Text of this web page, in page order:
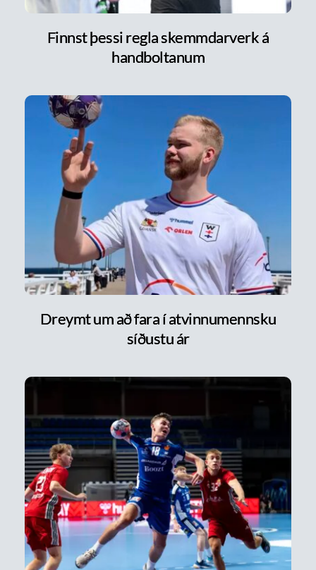
Finnst þessi regla skemmdarverk á
handboltanum
Dreymt um að fara í atvinnumennsku
síðustu ár